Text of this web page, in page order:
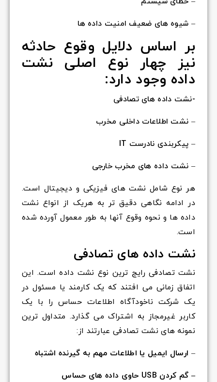
– شیوه های ضعیف امنیت داده ها
بر اساس دلایل وقوع حادثه
نیز چهار نوع اصلی نشت
داده وجود دارد:
-نشت داده های تصادفی
– نشت اطلاعات داخلی مخرب
– پیکربندی نادرست IT
– نشت داده های مخرب خارجی
هر نوع شامل نشت های فیزیکی و دیجیتال است.
در ادامه نگاهی دقیق تر به هریک از انواع نشت
داده ها و نحوه وقوع آنها به طور معمول آورده شده
است.
نشت داده های تصادفی
نشت تصادفی رایج ترین نوع نشت داده است. این
اتفاق زمانی می افتند که یک کارمند یا مسئول در
یک شرکت ناخودآگاه اطلاعات حساس را با یک
کاربر غیرمجاز به اشتراک می گذارد. متداول ترین
نمونه های نشت تصادفی عبارتند از:
–ارسال ایمیل یا اطلاعات مهم به گیرنده اشتباه
– گم کردن USB حاوی داده های حساس